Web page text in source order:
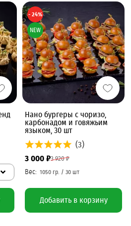
Нано бургеры с чоризо,
карбонадом и говяжьим
языком, 30 шт
(3)
3 920 ₽
3 000 ₽
Добавить в корзину
- 24%
NEW